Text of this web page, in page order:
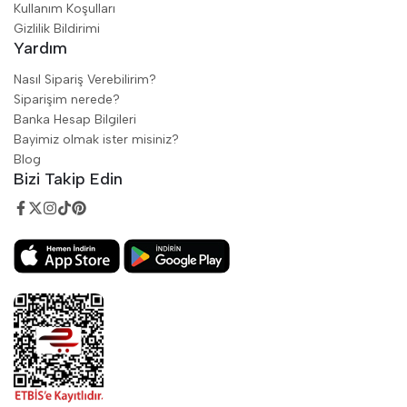
Kullanım Koşulları
Gizlilik Bildirimi
Yardım
Nasıl Sipariş Verebilirim?
Siparişim nerede?
Banka Hesap Bilgileri
Bayimiz olmak ister misiniz?
Blog
Bizi Takip Edin